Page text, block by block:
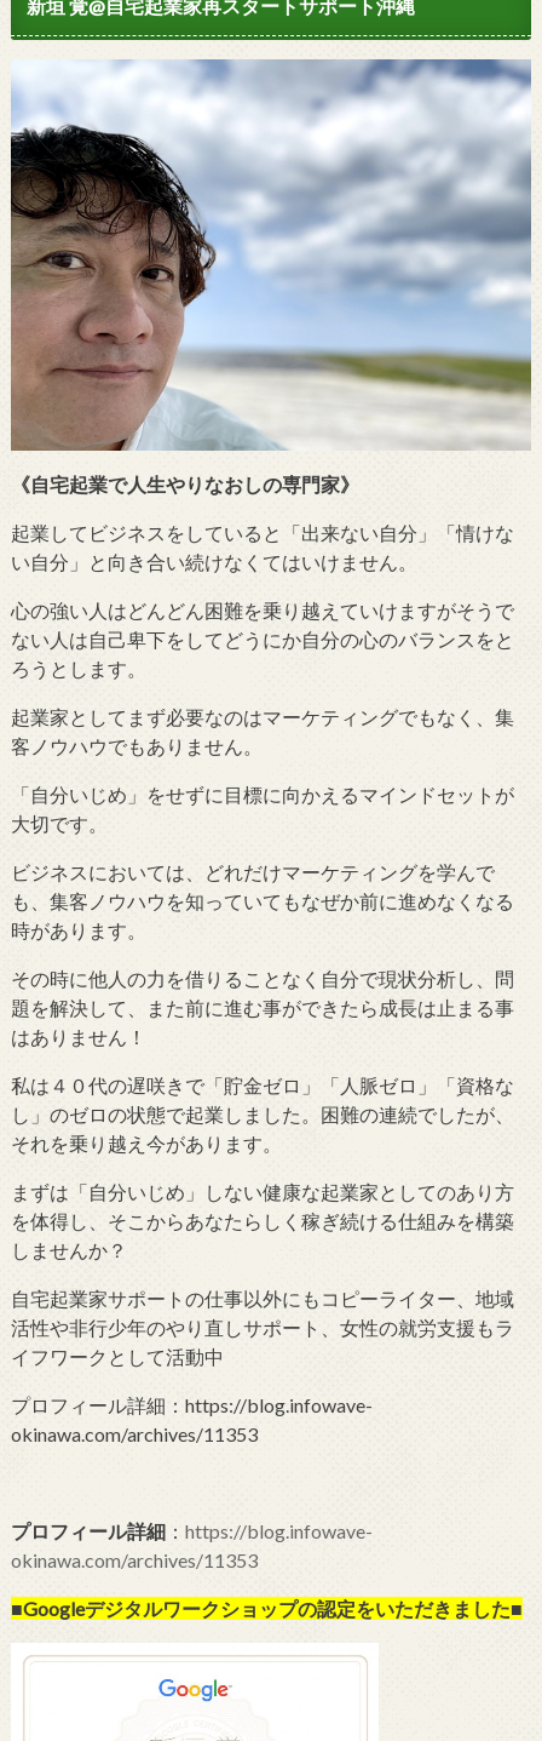
新垣 覚@自宅起業家再スタートサポート沖縄
《自宅起業で人生やりなおしの専門家》
起業してビジネスをしていると「出来ない自分」「情けな
い自分」と向き合い続けなくてはいけません。
心の強い人はどんどん困難を乗り越えていけますがそうで
ない人は自己卑下をしてどうにか自分の心のバランスをと
ろうとします。
起業家としてまず必要なのはマーケティングでもなく、集
客ノウハウでもありません。
「自分いじめ」をせずに目標に向かえるマインドセットが
大切です。
ビジネスにおいては、どれだけマーケティングを学んで
も、集客ノウハウを知っていてもなぜか前に進めなくなる
時があります。
その時に他人の力を借りることなく自分で現状分析し、問
題を解決して、また前に進む事ができたら成長は止まる事
はありません！
私は４０代の遅咲きで「貯金ゼロ」「人脈ゼロ」「資格な
し」のゼロの状態で起業しました。困難の連続でしたが、
それを乗り越え今があります。
まずは「自分いじめ」しない健康な起業家としてのあり方
を体得し、そこからあなたらしく稼ぎ続ける仕組みを構築
しませんか？
自宅起業家サポートの仕事以外にもコピーライター、地域
活性や非行少年のやり直しサポート、女性の就労支援もラ
イフワークとして活動中
プロフィール詳細：https://blog.infowave-
okinawa.com/archives/11353
プロフィール詳細： https://blog.infowave-
okinawa.com/archives/11353
■Googleデジタルワークショップの認定をいただきました■